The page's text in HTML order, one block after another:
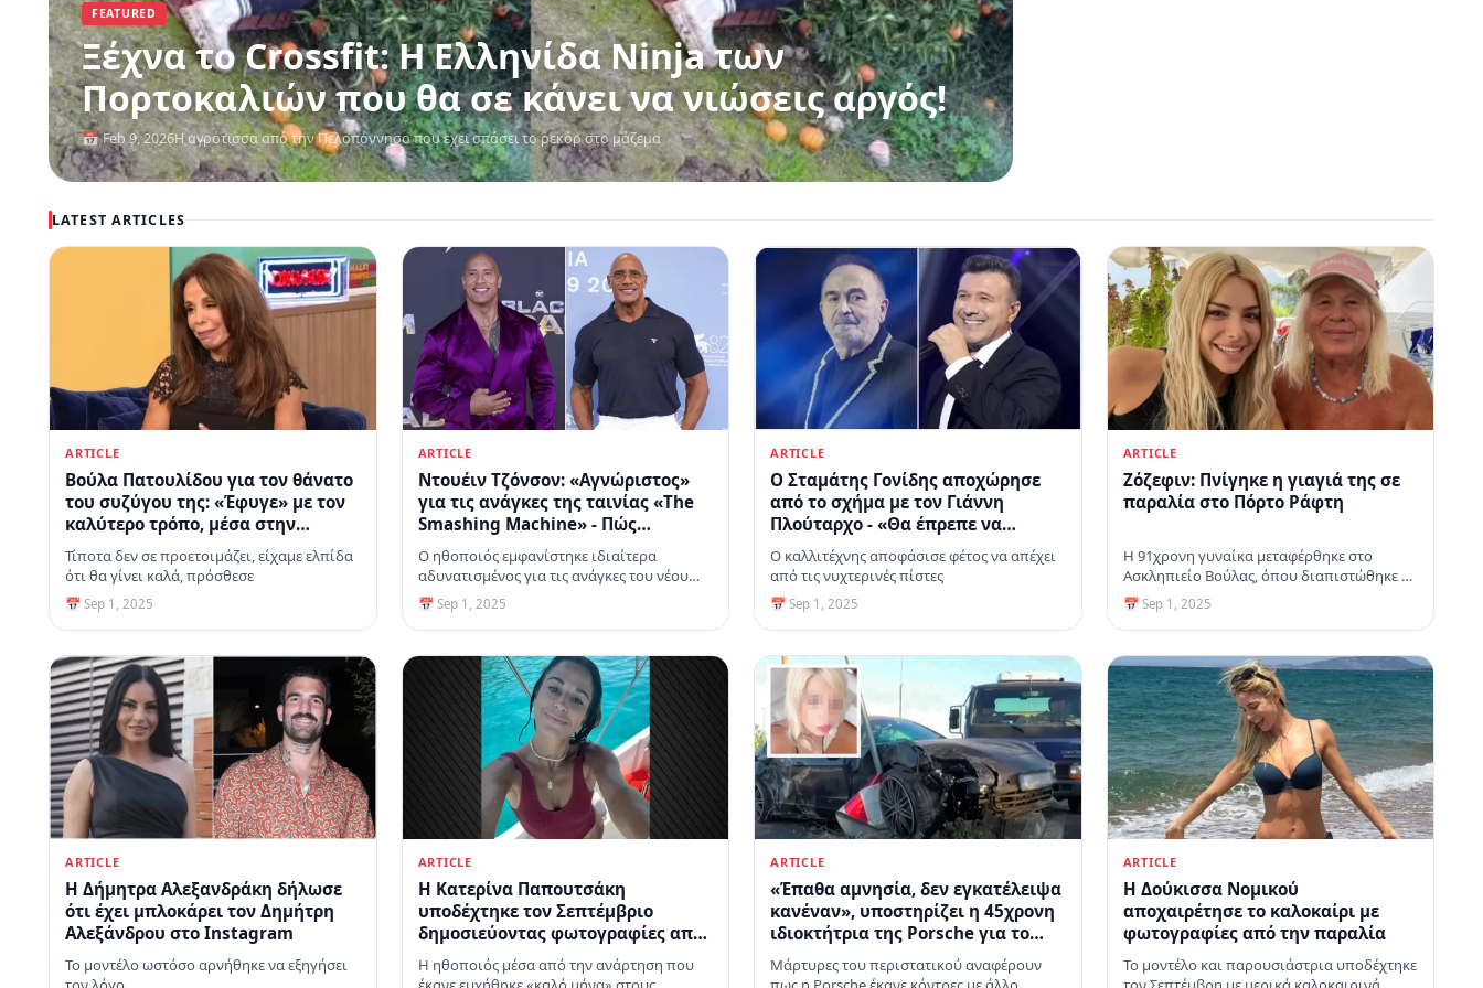
FEATURED
Ξέχνα το Crossfit: Η Ελληνίδα Ninja των
Πορτοκαλιών που θα σε κάνει να νιώσεις αργός!
📅 Feb 9, 2026Η αγρότισσα από την Πελοπόννησο που εχει σπάσει το ρεκόρ στο μάζεμα
LATEST ARTICLES
ARTICLE
Βούλα Πατουλίδου για τον θάνατο
του συζύγου της: «Έφυγε» με τον
καλύτερο τρόπο, μέσα στην
αγκαλιά μου
Τίποτα δεν σε προετοιμάζει, είχαμε ελπίδα
ότι θα γίνει καλά, πρόσθεσε
📅 Sep 1, 2025
ARTICLE
Ντουέιν Τζόνσον: «Αγνώριστος»
για τις ανάγκες της ταινίας «The
Smashing Machine» - Πώς
αντέδρασαν οι θαυμαστές του
Ο ηθοποιός εμφανίστηκε ιδιαίτερα
αδυνατισμένος για τις ανάγκες του νέου
του ρόλου
📅 Sep 1, 2025
ARTICLE
Ο Σταμάτης Γονίδης αποχώρησε
από το σχήμα με τον Γιάννη
Πλούταρχο - «Θα έπρεπε να
σέβονται την ιστορία μου»
αναφέρει σε ανακοίνωσή του
Ο καλλιτέχνης αποφάσισε φέτος να απέχει
από τις νυχτερινές πίστες
📅 Sep 1, 2025
ARTICLE
Ζόζεφιν: Πνίγηκε η γιαγιά της σε
παραλία στο Πόρτο Ράφτη
Η 91χρονη γυναίκα μεταφέρθηκε στο
Ασκληπιείο Βούλας, όπου διαπιστώθηκε ο
θάνατός της
📅 Sep 1, 2025
ARTICLE
H Δήμητρα Αλεξανδράκη δήλωσε
ότι έχει μπλοκάρει τον Δημήτρη
Αλεξάνδρου στο Instagram
Το μοντέλο ωστόσο αρνήθηκε να εξηγήσει
ARTICLE
Η Κατερίνα Παπουτσάκη
υποδέχτηκε τον Σεπτέμβριο
δημοσιεύοντας φωτογραφίες από
τις διακοπές της στο Αγκίστρι
Η ηθοποιός μέσα από την ανάρτηση που
ARTICLE
«Έπαθα αμνησία, δεν εγκατέλειψα
κανέναν», υποστηρίζει η 45χρονη
ιδιοκτήτρια της Porsche για το
τροχαίο στη Θεσσαλονίκη
Μάρτυρες του περιστατικού αναφέρουν
ARTICLE
Η Δούκισσα Νομικού
αποχαιρέτησε το καλοκαίρι με
φωτογραφίες από την παραλία
Το μοντέλο και παρουσιάστρια υποδέχτηκε